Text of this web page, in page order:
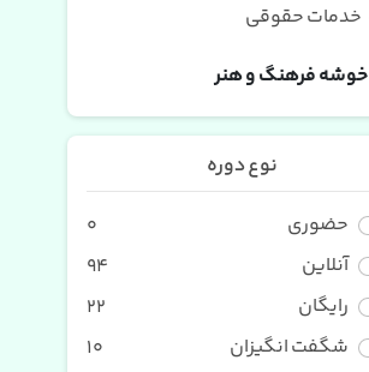
خدمات حقوقی
خوشه فرهنگ و هنر
نوع دوره
حضوری
0
آنلاین
94
رایگان
22
شگفت انگیزان
10